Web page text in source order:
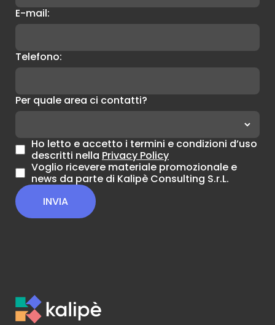
E-mail:
Telefono:
Per quale area ci contatti?
Ho letto e accetto i termini e condizioni d’uso
descritti nella Privacy Policy
Voglio ricevere materiale promozionale e
news da parte di Kalipè Consulting S.r.L.
INVIA